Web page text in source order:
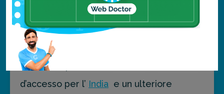
diverse città indiane come
Mumbai o Calcutta, mentre si sconsiglia il
collegamento via mare. Si ricorda che per
visitare a queste isole è necessario il visto
d’accesso per l’ India e un ulteriore